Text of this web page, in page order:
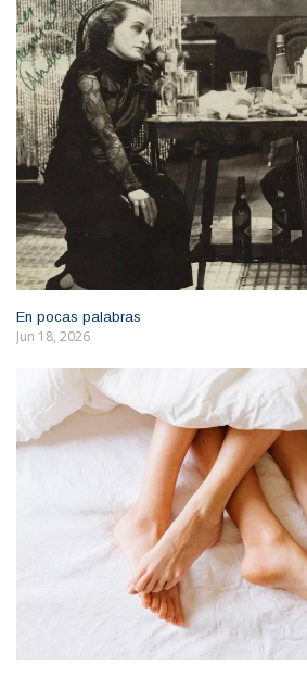
En pocas palabras
Jun 18, 2026